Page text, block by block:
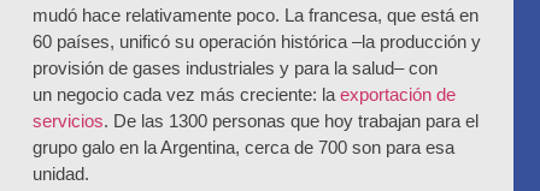
mudó hace relativamente poco. La francesa, que está en
60 países, unificó su operación histórica –la producción y
provisión de gases industriales y para la salud– con
un negocio cada vez más creciente: la exportación de
servicios. De las 1300 personas que hoy trabajan para el
grupo galo en la Argentina, cerca de 700son para esa
unidad.